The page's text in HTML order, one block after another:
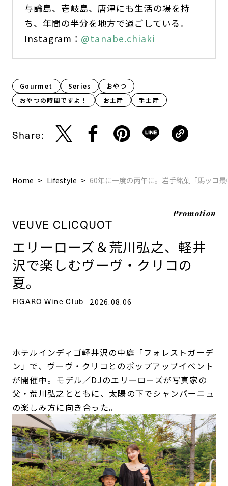
与論島、壱岐島、唐津にも生活の場を持
ち、年間の半分を地方で過ごしている。
Instagram： @tanabe.chiaki
Gourmet Series
おやつ
おやつの時間ですよ！
お土産 手土産
Share:
Home Lifestyle 60年に一度の丙午に。岩手銘菓「馬ッコ
Promotion
VEUVE CLICQUOT
エリーローズ＆荒川弘之、軽井
沢で楽しむヴーヴ・クリコの
夏。
FIGARO Wine Club 2026.08.06
ホテルインディゴ軽井沢の中庭「フォレストガーデ
ン」で、ヴーヴ・クリコとのポップアップイベント
が開催中。モデル／DJのエリーローズが写真家の
父・荒川弘之とともに、太陽の下でシャンパーニュ
の楽しみ方に向き合った。